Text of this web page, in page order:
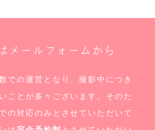
メールフォームから
での運営となり、撮影中につき
ことが多々ございます。 そのた
の対応のみとさせていただいて